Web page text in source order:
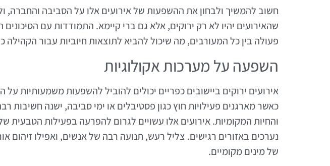
חשוב להמשיך ולבחון את ההשפעות של אירועים אלו על הסביבה והחברה,
שהאירועים יהיו לא רק ירוקים, אלא גם ברי קיימא. התמודדות עם
פעולה בין כל המעורבים, מה שיכול להביא לתוצאות חיוביות עבור הקהילה
השפעה על מערכות אקולוגיות
אירועים ירוקים ביישובים כפריים יכולים להוביל להשפעות משמעותיות על
כאשר מארגנים פעילויות חוץ כגון פסטיבלים או ימי סביבה, ישנה
והחיות המקומיות. אירועים אלו עשויים לגרום להפרעה בפעילות הטבעית
נערכים באזורים רגישים. צליל רעש, תנועה רבה של אנשים, ואפילו זיהום
של מינים מקומיים.